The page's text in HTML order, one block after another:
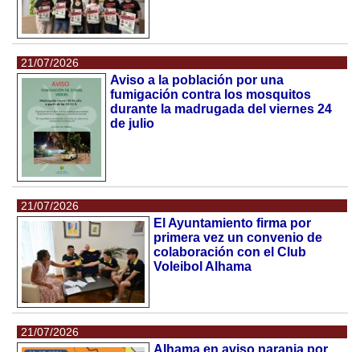
21/07/2026
Aviso a la población por una
fumigación contra los mosquitos
durante la madrugada del viernes 24
de julio
21/07/2026
El Ayuntamiento firma por
primera vez un convenio de
colaboración con el Club
Voleibol Alhama
21/07/2026
Alhama en aviso naranja por